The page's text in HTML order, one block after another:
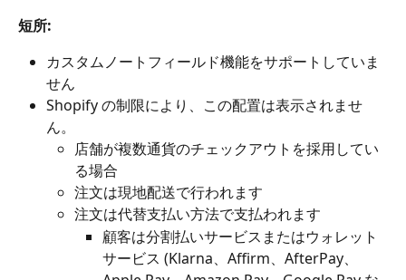
短所:
カスタムノートフィールド機能をサポートしていま
せん
Shopify の制限により、この配置は表示されませ
ん。
店舗が複数通貨のチェックアウトを採用してい
る場合
注文は現地配送で行われます
注文は代替支払い方法で支払われます
顧客は分割払いサービスまたはウォレット
サービス (Klarna、Affirm、AfterPay、